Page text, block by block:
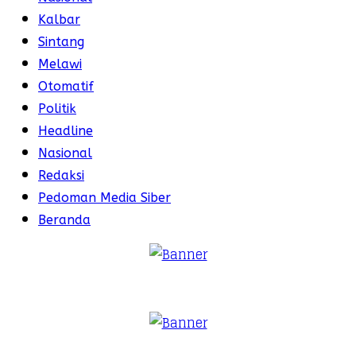
Kalbar
Sintang
Melawi
Otomatif
Politik
Headline
Nasional
Redaksi
Pedoman Media Siber
Beranda